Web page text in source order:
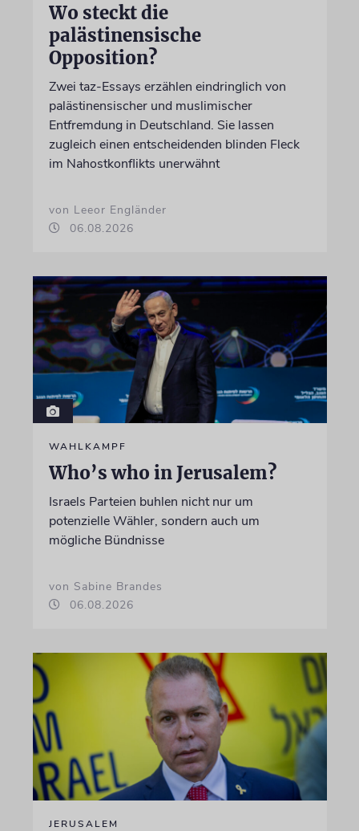
Wo steckt die
palästinensische
Opposition?
Zwei taz-Essays erzählen eindringlich von
palästinensischer und muslimischer
Entfremdung in Deutschland. Sie lassen
zugleich einen entscheidenden blinden Fleck
im Nahostkonflikts unerwähnt
von Leeor Engländer
06.08.2026
WAHLKAMPF
Who’s who in Jerusalem?
Israels Parteien buhlen nicht nur um
potenzielle Wähler, sondern auch um
mögliche Bündnisse
von Sabine Brandes
06.08.2026
JERUSALEM